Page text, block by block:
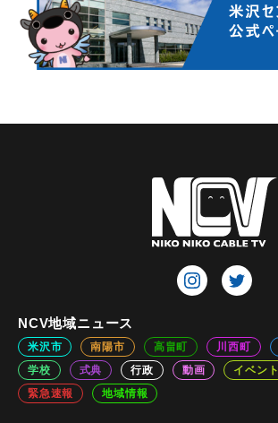
NCV地域ニュース
米沢市 南陽市 高畠町 川西町
学校
式典 行政 動画 イベント
緊急速報
地域情報